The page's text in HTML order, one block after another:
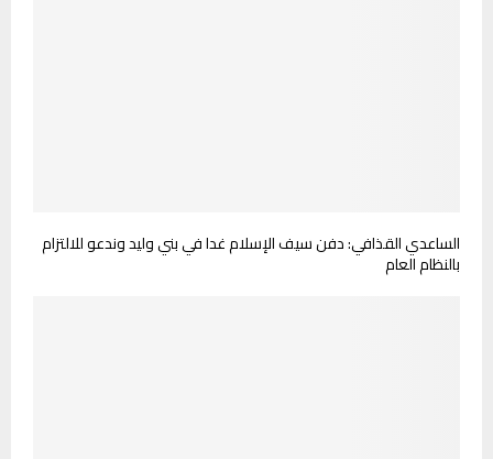
الساعدي القذافي: دفن سيف الإسلام غدا في بني وليد وندعو للالتزام
بالنظام العام